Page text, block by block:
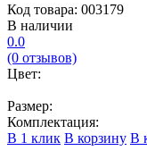
Код товара: 003179
В наличии
0.0
(0 отзывов)
Цвет:
Размер:
Комплектация:
В 1 клик В корзину В